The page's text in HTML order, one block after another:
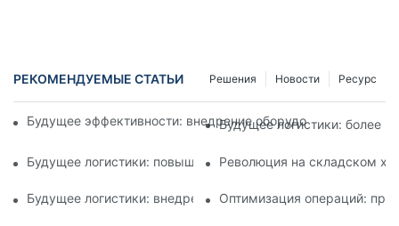
РЕКОМЕНДУЕМЫЕ СТАТЬИ Ресурс
Новости
Решения
Будущее эффективности: внедрение оборудования для
Будущее логистики: более
Будущее логистики: повышение эффективности с
Революция на складском
Будущее логистики: внедрение автоматизации складских
Оптимизация операций: